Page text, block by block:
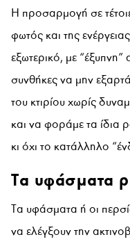
Η προσαρμογή σε
φωτός και της
εξωτερικό, με
συνθήκες να μην
του κτιρίου χωρίς
και να φοράμε τα ίδια
κι όχι το κατάλληλο
Τα υφάσματα
Τα υφάσματα ή οι
να ελέγξουν την